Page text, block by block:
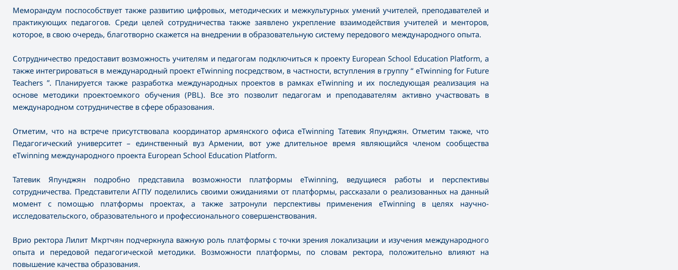
Меморандум поспособствует также развитию цифровых, методических и межкультурных умений учителей, преподавателей и
практикующих педагогов. Среди целей сотрудничества также заявлено укрепление взаимодействия учителей и менторов,
которое, в свою очередь, благотворно скажется на внедрении в образовательную систему передового международного опыта.
Сотрудничество предоставит возможность учителям и педагогам подключиться к проекту European School Education Platform, а
также интегрироваться в международный проект eTwinning посредством, в частности, вступления в группу “ eTwinning for Future
Teachers ”. Планируется также разработка международных проектов в рамках eTwinning и их последующая реализация на
основе методики проектоемкого обучения (PBL). Все это позволит педагогам и преподавателям активно участвовать в
международном сотрудничестве в сфере образования.
Отметим, что на встрече присутствовала координатор армянского офиса eTwinning Татевик Япунджян. Отметим также, что
Педагогический университет – единственный вуз Армении, вот уже длительное время являющийся членом сообщества
eTwinning международного проекта European School Education Platform.
Татевик Япунджян подробно представила возможности платформы eTwinning, ведущиеся работы и перспективы
сотрудничества. Представители АГПУ поделились своими ожиданиями от платформы, рассказали о реализованных на данный
момент с помощью платформы проектах, а также затронули перспективы применения eTwinning в целях научно-
исследовательского, образовательного и профессионального совершенствования.
Врио ректора Лилит Мкртчян подчеркнула важную роль платформы с точки зрения локализации и изучения международного
опыта и передовой педагогической методики. Возможности платформы, по словам ректора, положительно влияют на
повышение качества образования.